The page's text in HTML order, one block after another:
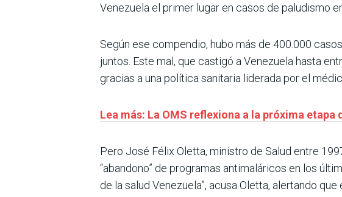
Venezuela el primer lugar en casos de paludismo
Según ese compendio, hubo más de 400.000
juntos. Este mal, que castigó a Venezuela hasta
gracias a una política sanitaria liderada por el
Lea más: La OMS reflexiona a la próxima
Pero José Félix Oletta, ministro de Salud entre
“abandono” de programas antimaláricos en los
de la salud Venezuela”, acusa Oletta, alertando